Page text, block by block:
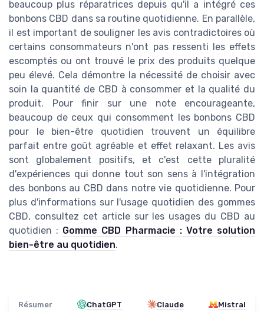
beaucoup plus réparatrices depuis qu'il a intégré ces
bonbons CBD dans sa routine quotidienne. En parallèle,
il est important de souligner les avis contradictoires où
certains consommateurs n'ont pas ressenti les effets
escomptés ou ont trouvé le prix des produits quelque
peu élevé. Cela démontre la nécessité de choisir avec
soin la quantité de CBD à consommer et la qualité du
produit. Pour finir sur une note encourageante,
beaucoup de ceux qui consomment les bonbons CBD
pour le bien-être quotidien trouvent un équilibre
parfait entre goût agréable et effet relaxant. Les avis
sont globalement positifs, et c'est cette pluralité
d'expériences qui donne tout son sens à l'intégration
des bonbons au CBD dans notre vie quotidienne. Pour
plus d'informations sur l'usage quotidien des gommes
CBD, consultez cet article sur les usages du CBD au
quotidien : Gomme CBD Pharmacie : Votre solution
bien-être au quotidien.
Résumer ChatGPT Claude Mistral